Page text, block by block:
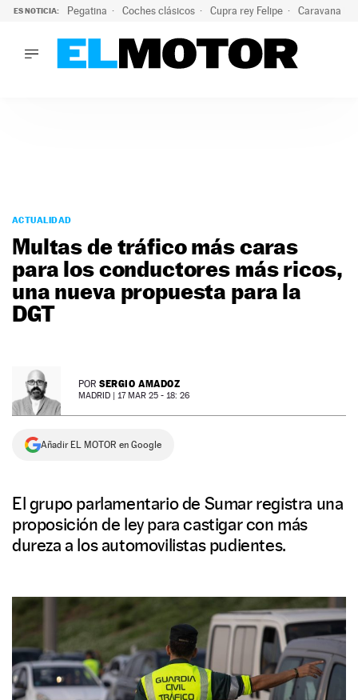
ES NOTICIA: Pegatina Coches clásicos Cupra rey Felipe Caravana
PODCAST
MOTOS
TECNOLOGÍA
SUPERCOCHES
MOTORTV
NEWSLETTER
ACTUALIDAD
Multas de tráfico más caras
para los conductores más ricos,
una nueva propuesta para la
DGT
POR SERGIO AMADOZ
MADRID | 17 MAR 25 - 18: 26
Añadir EL MOTOR en Google
El grupo parlamentario de Sumar registra una
proposición de ley para castigar con más
dureza a los automovilistas pudientes.